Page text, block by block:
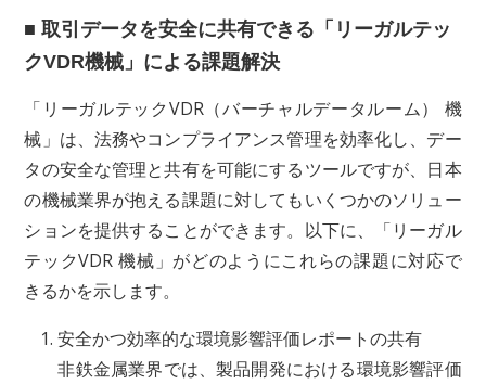
■ 取引データを安全に共有できる「リーガルテッ
クVDR機械」による課題解決
「リーガルテックVDR（バーチャルデータルーム） 機
械」は、法務やコンプライアンス管理を効率化し、デー
タの安全な管理と共有を可能にするツールですが、日本
の機械業界が抱える課題に対してもいくつかのソリュー
ションを提供することができます。以下に、「リーガル
テックVDR 機械」がどのようにこれらの課題に対応で
きるかを示します。
安全かつ効率的な環境影響評価レポートの共有
非鉄金属業界では、製品開発における環境影響評価